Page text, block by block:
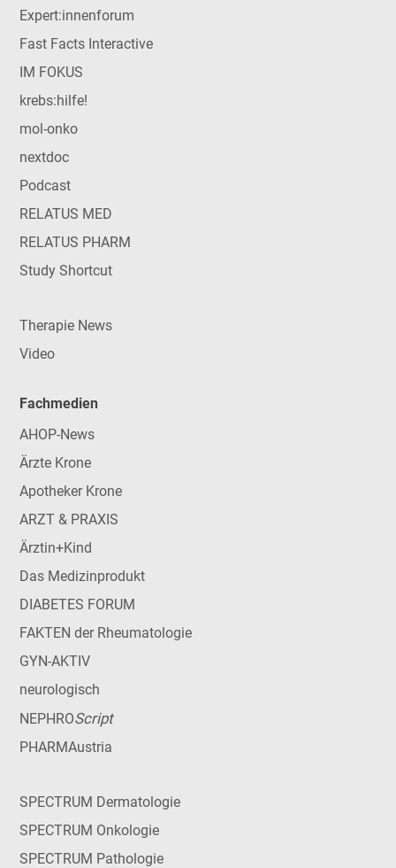
Expert:innenforum
Fast Facts Interactive
IM FOKUS
krebs:hilfe!
mol-onko
nextdoc
Podcast
RELATUS MED
RELATUS PHARM
Study Shortcut
Therapie News
Video
Fachmedien
AHOP-News
Ärzte Krone
Apotheker Krone
ARZT & PRAXIS
Ärztin+Kind
Das Medizinprodukt
DIABETES FORUM
FAKTEN der Rheumatologie
GYN-AKTIV
neurologisch
NEPHROScript
PHARMAustria
SPECTRUM Dermatologie
SPECTRUM Onkologie
SPECTRUM Pathologie